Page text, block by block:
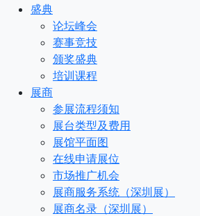
盛典
论坛峰会
赛事竞技
颁奖盛典
培训课程
展商
参展流程须知
展台类型及费用
展馆平面图
在线申请展位
市场推广机会
展商服务系统（深圳展）
展商名录（深圳展）